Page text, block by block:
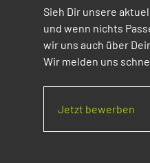
Sieh Dir unsere
und wenn nichts
wir uns auch über
Wir melden uns
Jetzt bewerben